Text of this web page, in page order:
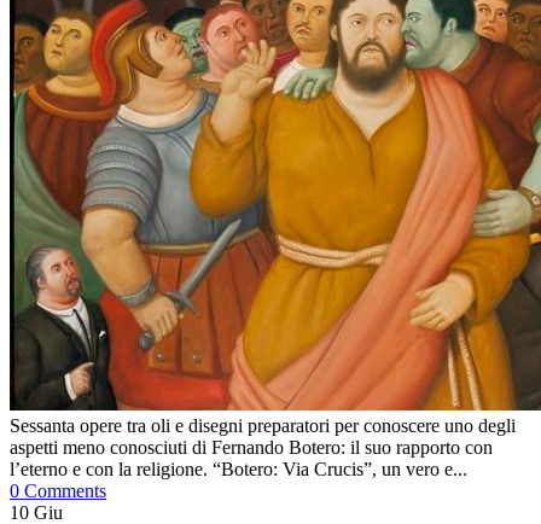
Sessanta opere tra oli e disegni preparatori per conoscere uno degli
aspetti meno conosciuti di Fernando Botero: il suo rapporto con
l’eterno e con la religione. “Botero: Via Crucis”, un vero e...
0 Comments
10 Giu